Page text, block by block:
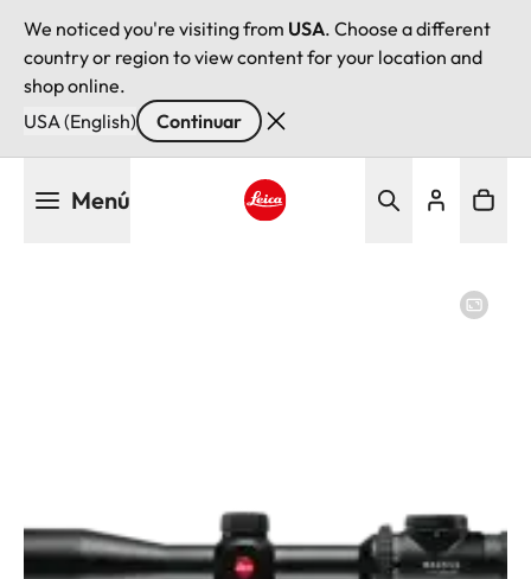
We noticed you're visiting from USA. Choose a different
country or region to view content for your location and
shop online.
USA (English)
Continuar
Menú